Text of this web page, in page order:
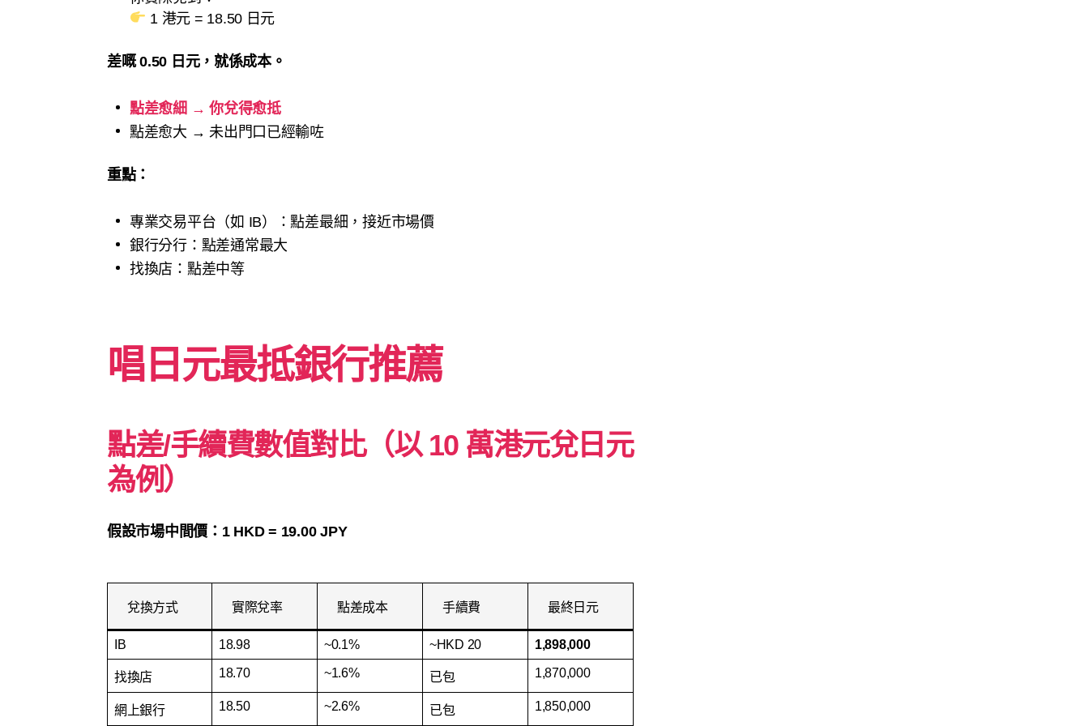
1 港元 = 18.50 日元
差嘅 0.50 日元，就係成本。
點差愈細 → 你兌得愈抵
點差愈大 → 未出門口已經輸咗
重點：
專業交易平台（如 IB）：點差最細，接近市場價
銀行分行：點差通常最大
找換店：點差中等
唱日元最抵銀行推薦
點差/手續費數值對比（以 10 萬港元兌日元
為例）
假設市場中間價：1 HKD = 19.00 JPY
兌換方式 實際兌率 點差成本 手續費 最終日元
IB 18.98 ~0.1% ~HKD 20 1,898,000
找換店 18.70 ~1.6% 已包 1,870,000
網上銀行 18.50 ~2.6% 已包 1,850,000